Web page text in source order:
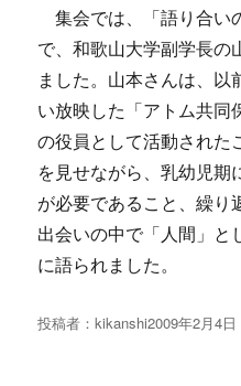
集会では、「語り合い
で、和歌山大学副学長の
ました。山本さんは、以
い放映した「アトム共同
の役員として活動された
を見せながら、乳幼児期
が必要であること、繰り
出会いの中で「人間」と
に語られました。
投稿者：kikanshi投
2009年2月4日